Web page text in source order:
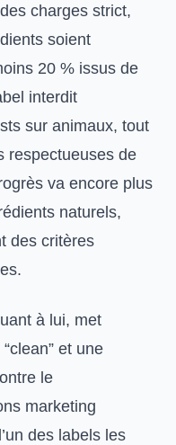
charges strict,
soient
20 % issus de
interdit
sur animaux, tout
respectueuses de
va encore plus
naturels,
des critères
à lui, met
et une
le
marketing
des labels les